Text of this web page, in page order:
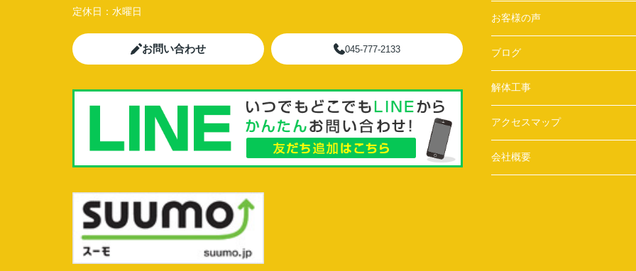
定休日： 水曜日
お問い合わせ 045-777-2133
お客様の声
ブログ
解体工事
アクセスマップ
会社概要